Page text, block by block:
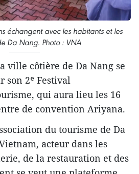
échangent avec les habitants et les
Da Nang. Photo : VNA
ville côtière de Da Nang se
son 2ᵉ Festival
qui aura lieu les 16
de convention Ariyana.
du tourisme de Da
acteur dans les
de la restauration et des